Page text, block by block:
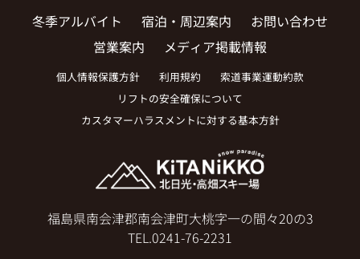
冬季アルバイト 宿泊・周辺案内
お問い合わせ
営業案内
メディア掲載情報
個人情報保護方針 利用規約
索道事業運動約款
リフトの安全確保について
カスタマーハラスメントに対する基本方針
福島県南会津郡南会津町大桃字一の間々20の3
TEL.0241-76-2231